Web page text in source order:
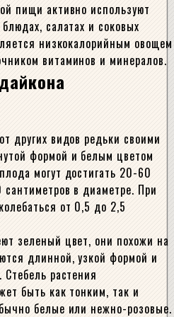
пищи активно используют
салатах и соковых
низкокалорийным овощем
витаминов и минералов.
других видов редьки своими
формой и белым цветом
могут достигать 20-60
в диаметре. При
от 0,5 до 2,5
зеленый цвет, они похожи на
длинной, узкой формой и
растения
быть как тонким, так и
белые или нежно-розовые.